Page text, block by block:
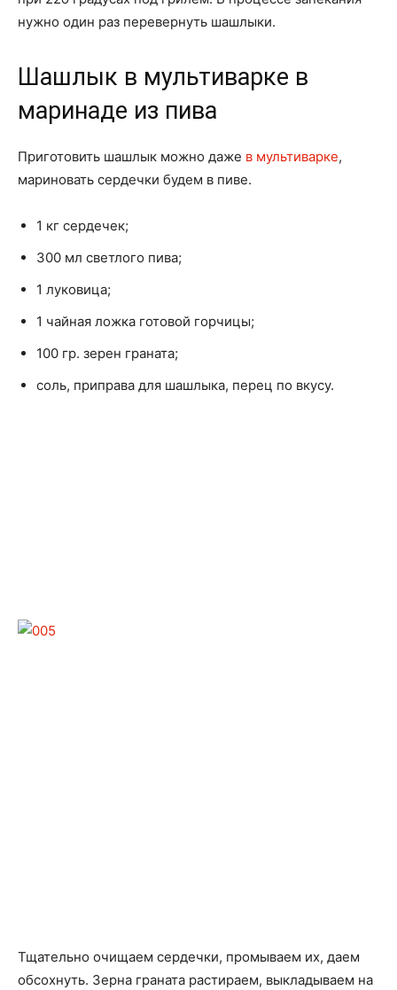
нужно один раз перевернуть шашлыки.
Шашлык в мультиварке в
маринаде из пива
Приготовить шашлык можно даже в мультиварке,
мариновать сердечки будем в пиве.
1 кг сердечек;
300 мл светлого пива;
1 луковица;
1 чайная ложка готовой горчицы;
100 гр. зерен граната;
соль, приправа для шашлыка, перец по вкусу.
Тщательно очищаем сердечки, промываем их, даем
обсохнуть. Зерна граната растираем, выкладываем на